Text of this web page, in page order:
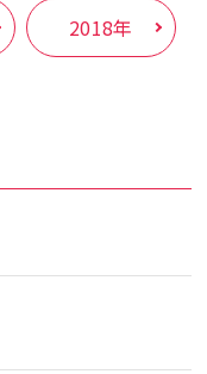
2018年